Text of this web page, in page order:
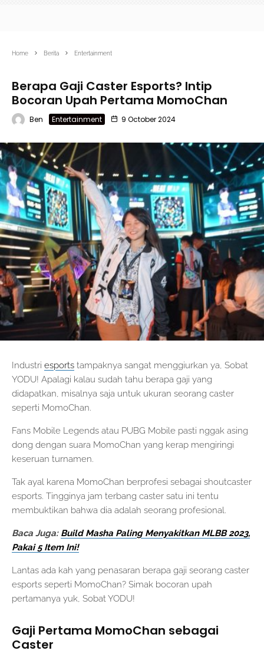
Home Berita Entertainment
Berapa Gaji Caster Esports? Intip
Bocoran Upah Pertama MomoChan
Ben Entertainment 9 October 2024
Industri esports tampaknya sangat menggiurkan ya, Sobat
YODU! Apalagi kalau sudah tahu berapa gaji yang
didapatkan, misalnya saja untuk ukuran seorang caster
seperti MomoChan.
Fans Mobile Legends atau PUBG Mobile pasti nggak asing
dong dengan suara MomoChan yang kerap mengiringi
keseruan turnamen.
Tak ayal karena MomoChan berprofesi sebagai shoutcaster
esports. Tingginya jam terbang caster satu ini tentu
membuktikan bahwa dia adalah seorang profesional.
Baca Juga: Build Masha Paling Menyakitkan MLBB 2023,
Pakai 5 Item Ini!
Lantas ada kah yang penasaran berapa gaji seorang caster
esports seperti MomoChan? Simak bocoran upah
pertamanya yuk, Sobat YODU!
Gaji Pertama MomoChan sebagai
Caster